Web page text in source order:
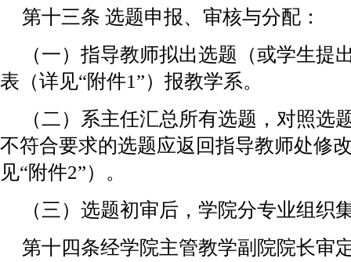
第十三条 选题申报、审核与分配：
（一）指导教师拟出选题（或学生提
表（详见“附件1”）报教学系。
（二）系主任汇总所有选题，对照选
不符合要求的选题应返回指导教师处修
见“附件2”）。
（三）选题初审后，学院分专业组织
第十四条经学院主管教学副院院长审